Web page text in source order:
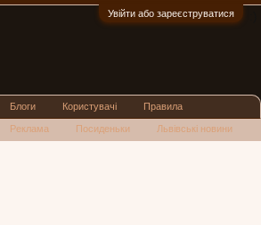
Увійти або зареєструватися
Блоги Користувачі Правила
Реклама Посиденьки Львівські новини